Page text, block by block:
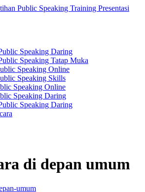
Speaking Daring
Speaking Tatap Muka
Speaking Online
Speaking Skills
Speaking Online
Speaking Daring
Speaking Daring
di depan umum